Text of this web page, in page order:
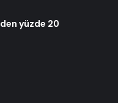
yüzde 20